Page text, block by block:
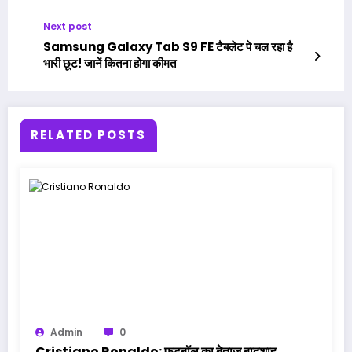
Next post
Samsung Galaxy Tab S9 FE टैबलेट पे चल रहा है
भारी छूट! जानें कितना होगा कीमत
RELATED POSTS
Admin 0